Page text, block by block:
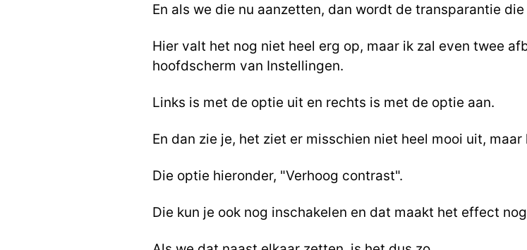
En als we die nu aanzetten, dan wordt de transparantie
Hier valt het nog niet heel erg op, maar ik zal even twee
hoofdscherm van Instellingen.
Links is met de optie uit en rechts is met de optie aan.
En dan zie je, het ziet er misschien niet heel mooi uit,
Die optie hieronder, "Verhoog contrast".
Die kun je ook nog inschakelen en dat maakt het effect